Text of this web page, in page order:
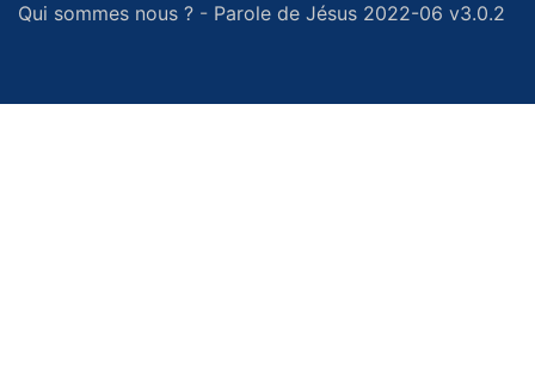
Qui sommes nous ? - Parole de Jésus 2022-06 v3.0.2